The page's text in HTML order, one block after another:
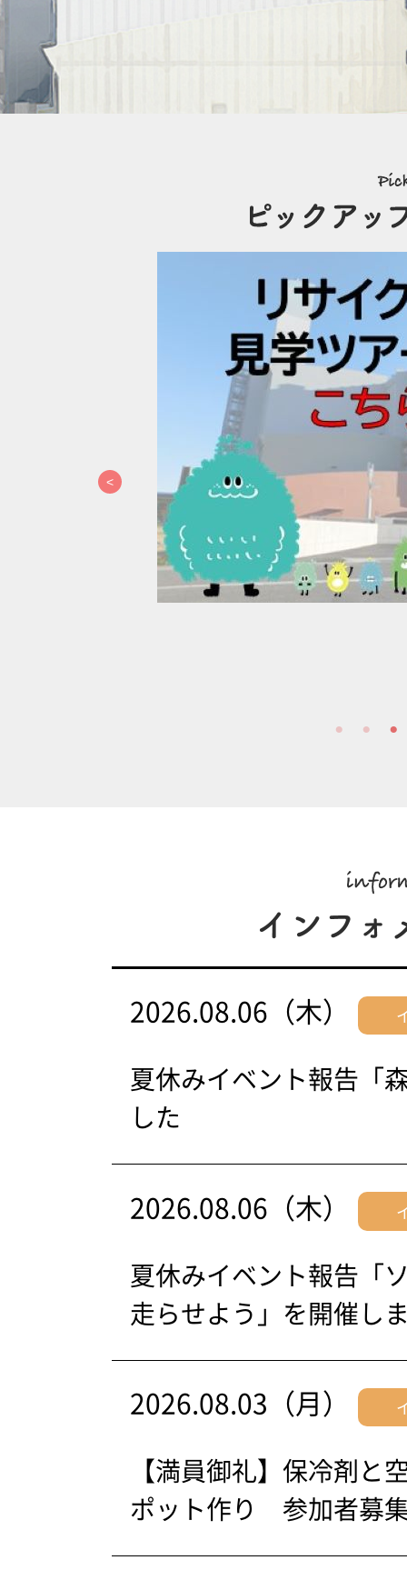
2026.08.06（木）
夏休みイベント報告「
した
2026.08.06（木）
夏休みイベント報告「
走らせよう」を開催し
2026.08.03（月）
【満員御礼】保冷剤と
ポット作り 参加者募